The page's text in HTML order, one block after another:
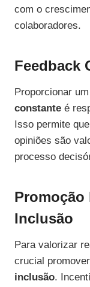
com o
colaboradores.
Feedback
Proporcionar
constante é
Isso permite
opiniões são
processo
Promoção
Inclusão
Para valorizar
crucial
inclusão.